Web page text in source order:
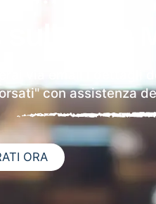
tua
via email i dettagli
con assistenza
ORA